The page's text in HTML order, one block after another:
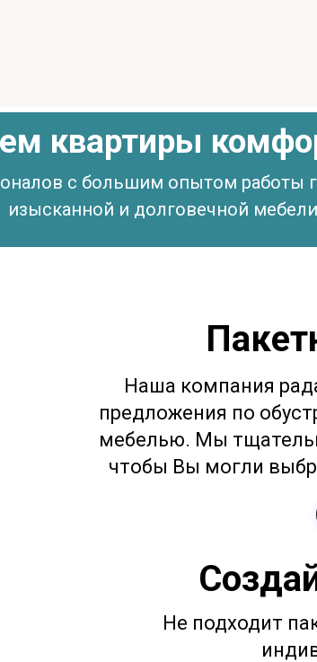
квартиры
с большим опытом работы
изысканной и долговечной
Не подходит
Наша компания
предложения по
мебелью. Мы
чтобы Вы могли